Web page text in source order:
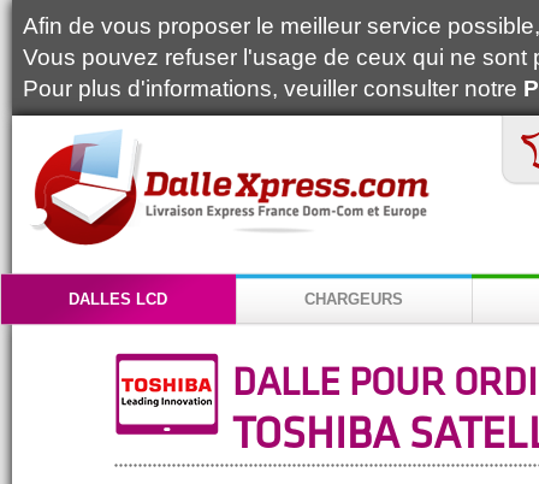
Afin de vous proposer le meilleur service
Vous pouvez refuser l'usage de ceux qui ne
Pour plus d'informations, veuiller consulter notre
DALLES LCD CHARGEURS
DALLE POUR
TOSHIBA